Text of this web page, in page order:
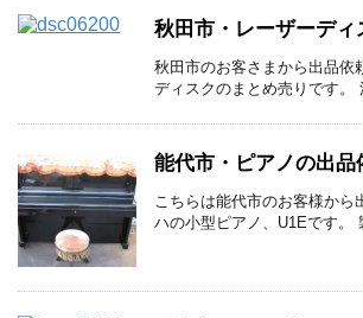
秋田市・レーザーディ
秋田市のお客さまから出品依
ディスクのまとめ売りです。
能代市・ピアノの出品
こちらは能代市のお客様から
ハの小型ピアノ、U1Eです。